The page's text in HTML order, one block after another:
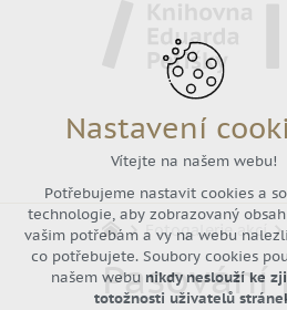
Fotogalerie akcí
Pasování
Nastavení
Vítejte na našem webu!
Potřebujeme nastavit cookies a
technologie, aby zobrazovaný
vašim potřebám a vy na webu
co potřebujete. Soubory cookies
našem webu nikdy neslouží ke
totožnosti uživatelů